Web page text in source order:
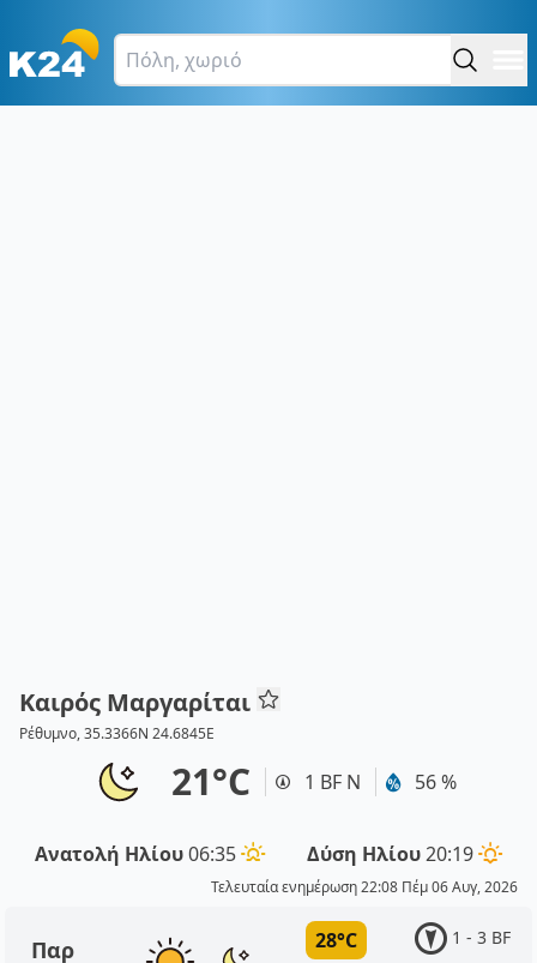
Καιρός Μαργαρίται
Ρέθυμνο, 35.3366N 24.6845E
21°C 1 BF Ν 56 %
Ανατολή Ηλίου06:35 Δύση Ηλίου20:19
Τελευταία ενημέρωση 22:08 Πέμ 06 Αυγ, 2026
Παρ
28°C
1 - 3 BF